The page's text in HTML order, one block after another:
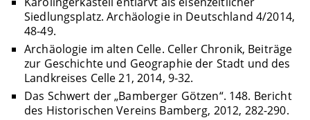
Siedlungsplatz. Archäologie in Deutschland 4/2014,
48-49.
Archäologie im alten Celle. Celler Chronik, Beiträge
zur Geschichte und Geographie der Stadt und des
Landkreises Celle 21, 2014, 9-32.
Das Schwert der „Bamberger Götzen“. 148. Bericht
des Historischen Vereins Bamberg, 2012, 282-290.